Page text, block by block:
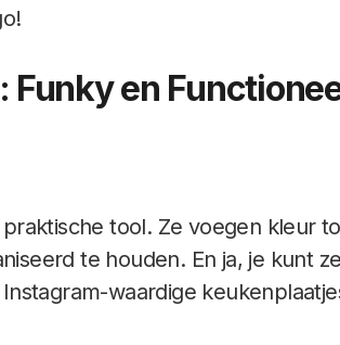
Funky en
tool. Ze voegen kleur
te houden. En ja, je kunt
waardige